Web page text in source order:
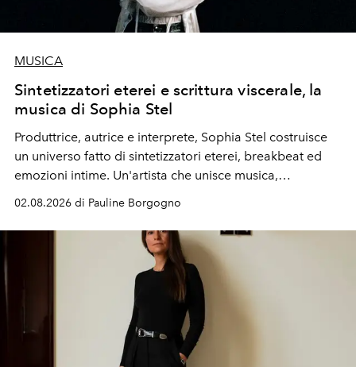
MUSICA
Sintetizzatori eterei e scrittura viscerale, la
musica di Sophia Stel
Produttrice, autrice e interprete, Sophia Stel costruisce
un universo fatto di sintetizzatori eterei, breakbeat ed
emozioni intime. Un'artista che unisce musica,
immaginario visivo e vulnerabilità senza confini.
02.08.2026 di Pauline Borgogno